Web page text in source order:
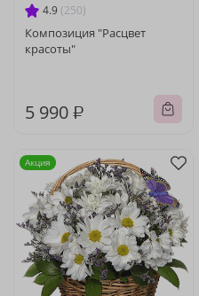
4.9 (250)
Композиция "Расцвет
красоты"
5 990 ₽
Акция